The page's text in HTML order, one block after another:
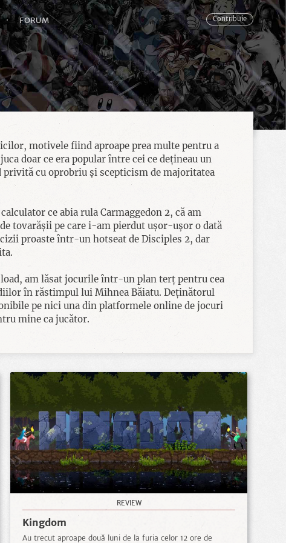
· FORUM Contribuie
motivele fiind aproape prea multe pentru a
doar ce era popular între cei ce dețineau un
cu oprobriu și scepticism de majoritatea
ce abia rula Carmaggedon 2, că am
tovarășii pe care i-am pierdut ușor-ușor o dată
proaste într-un hotseat de Disciples 2, dar
am lăsat jocurile într-un plan terț pentru cea
în răstimpul lui Mihnea Băiatu. Deținătorul
pe nici una din platformele online de jocuri
mine ca jucător.
REVIEW
Kingdom
Au trecut aproape două luni de la furia celor 12 ore de